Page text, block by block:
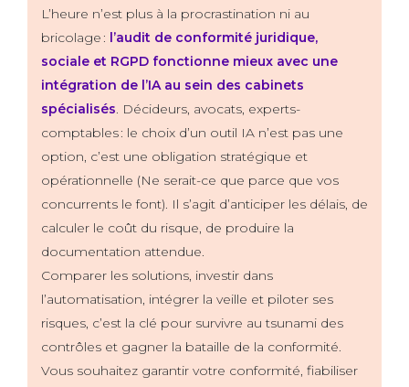
L’heure n’est plus à la procrastination ni au
bricolage : l’audit de conformité juridique,
sociale et RGPD fonctionne mieux avec une
intégration de l’IA au sein des cabinets
spécialisés. Décideurs, avocats, experts-
comptables : le choix d’un outil IA n’est pas une
option, c’est une obligation stratégique et
opérationnelle (Ne serait-ce que parce que vos
concurrents le font). Il s’agit d’anticiper les délais, de
calculer le coût du risque, de produire la
documentation attendue.
Comparer les solutions, investir dans
l’automatisation, intégrer la veille et piloter ses
risques, c’est la clé pour survivre au tsunami des
contrôles et gagner la bataille de la conformité.
Vous souhaitez garantir votre conformité, fiabiliser